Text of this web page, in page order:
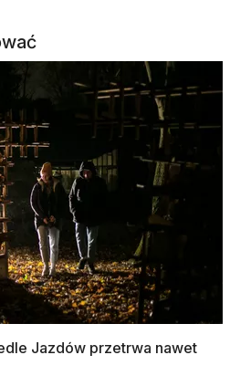
Jazdów przetrwa nawet